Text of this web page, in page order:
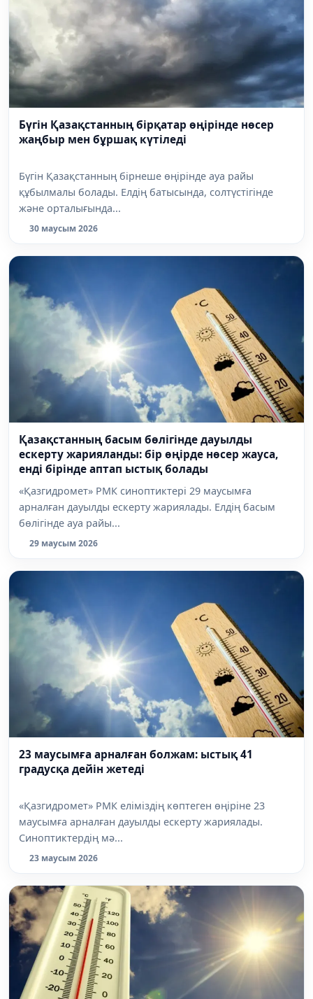
Бүгін Қазақстанның бірқатар өңірінде нөсер
жаңбыр мен бұршақ күтіледі
Бүгін Қазақстанның бірнеше өңірінде ауа райы
құбылмалы болады. Елдің батысында, солтүстігінде
және орталығында...
30 маусым 2026
Қазақстанның басым бөлігінде дауылды
ескерту жарияланды: бір өңірде нөсер жауса,
енді бірінде аптап ыстық болады
«Қазгидромет» РМК синоптиктері 29 маусымға
арналған дауылды ескерту жариялады. Елдің басым
бөлігінде ауа райы...
29 маусым 2026
23 маусымға арналған болжам: ыстық 41
градусқа дейін жетеді
«Қазгидромет» РМК еліміздің көптеген өңіріне 23
маусымға арналған дауылды ескерту жариялады.
Синоптиктердің мә...
23 маусым 2026